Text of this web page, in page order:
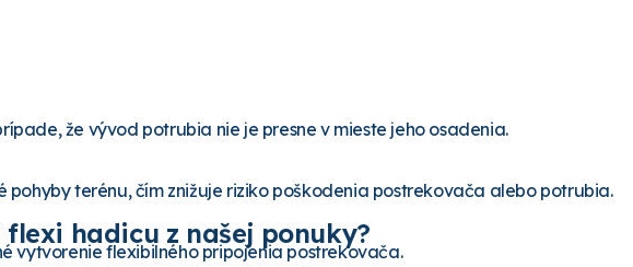
že vývod potrubia nie je presne v mieste jeho osadenia.
terénu, čím znižuje riziko poškodenia postrekovača alebo potrubia.
vytvorenie flexibilného pripojenia postrekovača.
hadicu z našej ponuky?